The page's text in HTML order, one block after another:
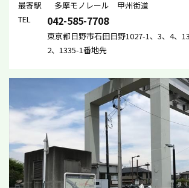
最寄駅
多摩モノレール 甲州街道
TEL
042-585-7708
東京都日野市石田日野1027-1、3、4、
2、1335-1番地先